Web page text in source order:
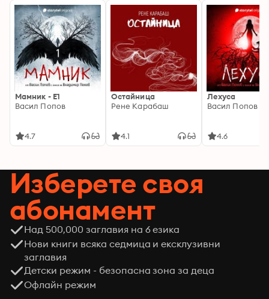
Мамник - E1
Васил Попов
4.7
Остайница
Рене Карабаш
4.1
Лехуса
Васил Попов
4.6
Изберете своя
абонамент
Над 500,000 заглавия на 6 езика
Нови книги всяка седмица и ексклузивни
заглавия
Детски режим - безопасна зона за деца
Офлайн режим